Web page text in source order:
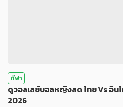
กีฬา
ดูวอลเลย์บอลหญิงสด ไทย Vs อิน
2026